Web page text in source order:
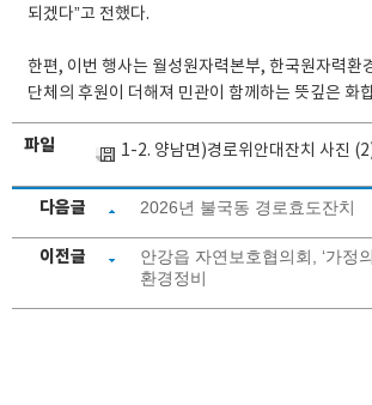
되겠다”고 전했다.
한편, 이번 행사는 월성원자력본부, 한국원자력환
단체의 후원이 더해져 민관이 함께하는 뜻깊은 화
파일 1-2. 양남면)경로위안대잔치 사진
다음글 2026년 불국동 경로효도잔치
이전글
안강읍 자연보호협의회, ‘가정
환경정비